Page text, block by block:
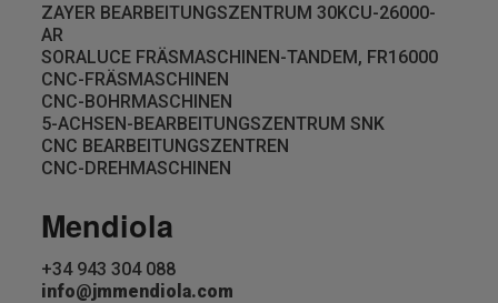
ZAYER BEARBEITUNGSZENTRUM 30KCU-26000-
AR
SORALUCE FRÄSMASCHINEN-TANDEM, FR16000
CNC-FRÄSMASCHINEN
CNC-BOHRMASCHINEN
5-ACHSEN-BEARBEITUNGSZENTRUM SNK
CNC BEARBEITUNGSZENTREN
CNC-DREHMASCHINEN
Mendiola
+34 943 304 088
info@jmmendiola.com